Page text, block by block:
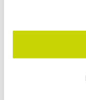
modificare o
momento dalla
sull'icona di
raccogliere